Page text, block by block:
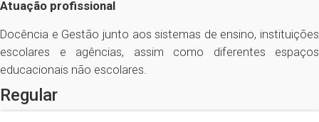
Atuação profissional
Docência e Gestão junto aos sistemas de ensino, instituições
escolares e agências, assim como diferentes espaços
educacionais não escolares.
Regular